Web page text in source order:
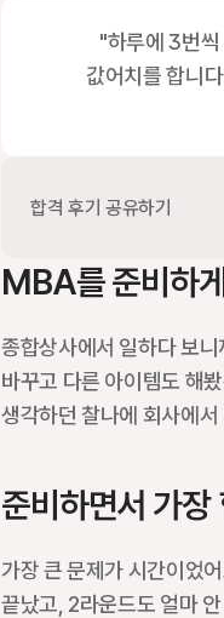
"하루에 3번씩
값어치를 합니
합격 후기 공유하기
MBA를 준비하
종합상사에서 일하다 보
바꾸고 다른 아이템도 해
생각하던 찰나에 회사에
준비하면서 가장
가장 큰 문제가 시간이었
끝났고, 2라운드도 얼마